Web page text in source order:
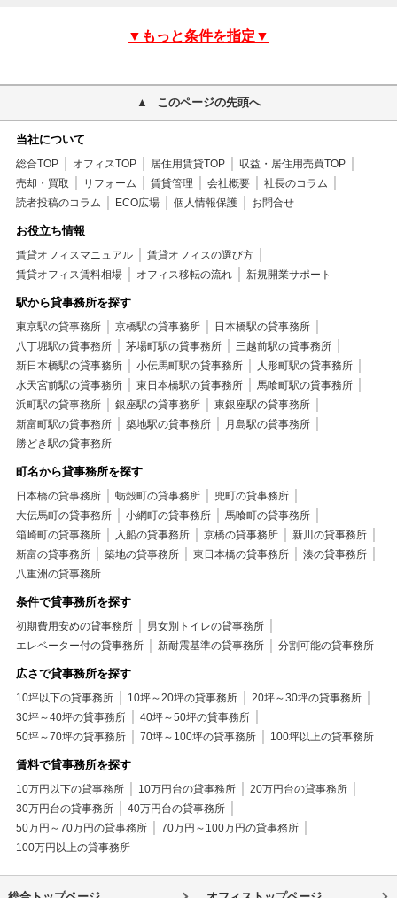
▼もっと条件を指定▼
このページの先頭へ
当社について
総合TOP オフィスTOP 居住用賃貸TOP
収益・居住用売買TOP
売却・買取
リフォーム 賃貸管理 会社概要
社長のコラム
読者投稿のコラム
ECO広場 個人情報保護 お問合せ
お役立ち情報
賃貸オフィスマニュアル
賃貸オフィスの選び方
賃貸オフィス賃料相場
オフィス移転の流れ 新規開業サポート
駅から貸事務所を探す
東京駅の貸事務所 京橋駅の貸事務所
日本橋駅の貸事務所
八丁堀駅の貸事務所
茅場町駅の貸事務所
三越前駅の貸事務所
新日本橋駅の貸事務所
小伝馬町駅の貸事務所
人形町駅の貸事務所
水天宮前駅の貸事務所
東日本橋駅の貸事務所
馬喰町駅の貸事務所
浜町駅の貸事務所
銀座駅の貸事務所
東銀座駅の貸事務所
新富町駅の貸事務所
築地駅の貸事務所
月島駅の貸事務所
勝どき駅の貸事務所
町名から貸事務所を探す
日本橋の貸事務所 蛎殻町の貸事務所
兜町の貸事務所
大伝馬町の貸事務所
小網町の貸事務所
馬喰町の貸事務所
箱崎町の貸事務所
入船の貸事務所 京橋の貸事務所
新川の貸事務所
新富の貸事務所
築地の貸事務所 東日本橋の貸事務所
湊の貸事務所
八重洲の貸事務所
条件で貸事務所を探す
初期費用安めの貸事務所
男女別トイレの貸事務所
エレベーター付の貸事務所
新耐震基準の貸事務所 分割可能の貸事務所
広さで貸事務所を探す
10坪以下の貸事務所 10坪～20坪の貸事務所
20坪～30坪の貸事務所
30坪～40坪の貸事務所
40坪～50坪の貸事務所
50坪～70坪の貸事務所
70坪～100坪の貸事務所 100坪以上の貸事務所
賃料で貸事務所を探す
10万円以下の貸事務所 10万円台の貸事務所
20万円台の貸事務所
30万円台の貸事務所
40万円台の貸事務所
50万円～70万円の貸事務所
70万円～100万円の貸事務所
100万円以上の貸事務所